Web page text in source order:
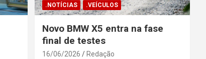
.NOTÍCIAS .VEÍCULOS
Novo BMW X5 entra na fase
final de testes
16/06/2026 Redação